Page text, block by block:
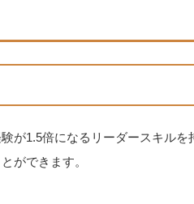
が1.5倍になるリーダースキルを
ができます。